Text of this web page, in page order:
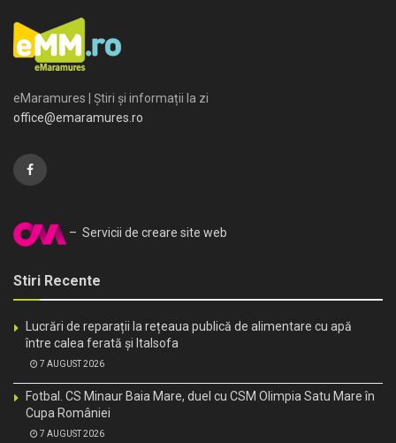
eMaramures | Știri și informații la zi
office@emaramures.ro
– Servicii de creare site web
Stiri Recente
Lucrări de reparații la rețeaua publică de alimentare cu apă
între calea ferată și Italsofa
7 AUGUST 2026
Fotbal. CS Minaur Baia Mare, duel cu CSM Olimpia Satu Mare în
Cupa României
7 AUGUST 2026